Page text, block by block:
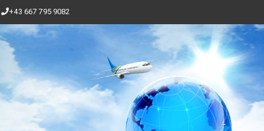
+43 667 795 9082